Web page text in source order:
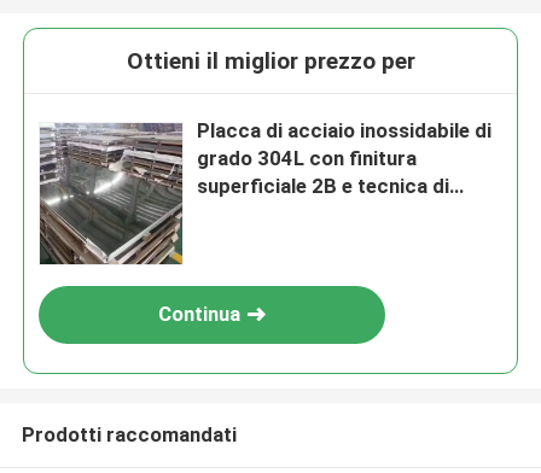
Ottieni il miglior prezzo per
Placca di acciaio inossidabile di
grado 304L con finitura
superficiale 2B e tecnica di
Continua
Prodotti raccomandati